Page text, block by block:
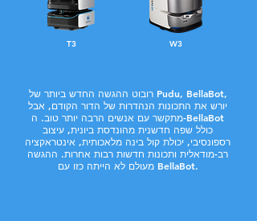
T3 W3
רובוט ההגשה החדש ביותר של Pudu, BellaBot,
יורש את התכונות הנהדרות של הדור הקודם, אבל
מתקשר עם אנשים הרבה יותר טוב. ה-BellaBot
כולל שפה חדשנית מהונדסת ביונית, עיצוב
רספונסיבי, יכולת קול בינה מלאכותית, אינטראקציה
רב-מודאלית ותכונות חדשות רבות אחרות. ההגשה
מעולם לא הייתה כזו עם BellaBot.